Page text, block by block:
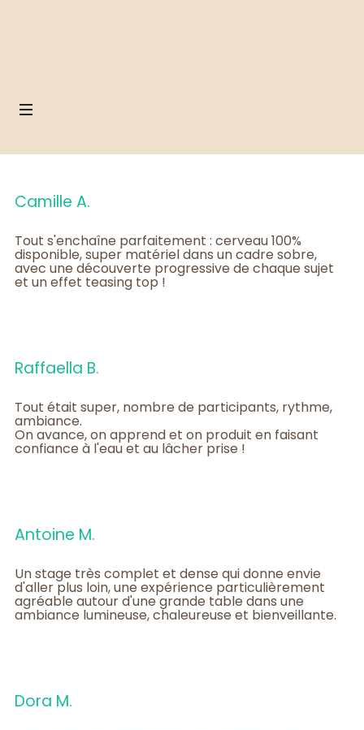
Camille A.
Tout s'enchaîne parfaitement : cerveau 100%
disponible, super matériel dans un cadre sobre,
avec une découverte progressive de chaque sujet
et un effet teasing top !
Raffaella B.
Tout était super, nombre de participants, rythme,
ambiance.
On avance, on apprend et on produit en faisant
confiance à l'eau et au lâcher prise !
Antoine M.
Un stage très complet et dense qui donne envie
d'aller plus loin, une expérience particulièrement
agréable autour d'une grande table dans une
ambiance lumineuse, chaleureuse et bienveillante.
Dora M.